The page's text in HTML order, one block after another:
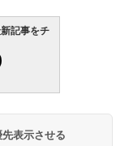
記事をチ
表示させる